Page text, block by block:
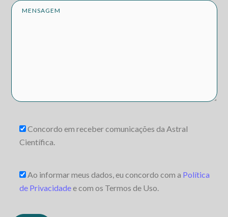
Concordo em receber comunicações da Astral
Científica.
Ao informar meus dados, eu concordo com a Política
de Privacidadee com os Termos de Uso.